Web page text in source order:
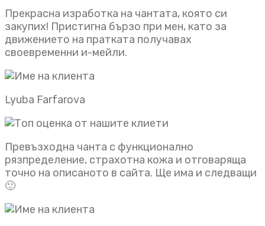
Прекрасна изработка на чантата, която си
закупих! Пристигна бързо при мен, като за
движението на пратката получавах
своевременни и-мейли.
Lyuba Farfarova
Превъзходна чанта с функционално
рязпределение, страхотна кожа и отговаряща
точно на описаното в сайта. Ще има и следващи
🙂